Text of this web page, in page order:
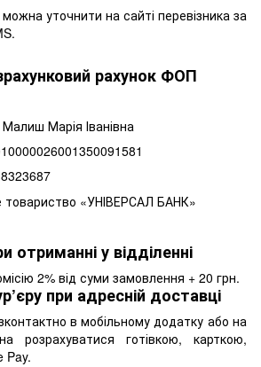
уточнити на сайті перевізника за
рахунок ФОП
Марія Іванівна
товариство «УНІВЕРСАЛ БАНК»
отриманні у відділенні
2% від суми замовлення + 20 грн.
при адресній доставці
в мобільному додатку або на
розрахуватися готівкою, карткою,
Pay.